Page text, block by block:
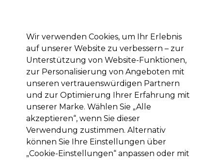
Anmelden
Marken Deals Haare Elektrogeräte Saloneinrichtung
Lieferung und Lieferzeiten
– mehr erfahren
Sibel kompakter tragbarer
Waschbecken
(5)
Wir verwenden Cookies, um Ihr Erlebnis
auf unserer Website zu verbessern – zur
Unterstützung von Website-Funktionen,
zur Personalisierung von Angeboten mit
unseren vertrauenswürdigen Partnern
und zur Optimierung Ihrer Erfahrung mit
unserer Marke. Wählen Sie „Alle
akzeptieren“, wenn Sie dieser
Verwendung zustimmen. Alternativ
können Sie Ihre Einstellungen über
„Cookie-Einstellungen“ anpassen oder mit